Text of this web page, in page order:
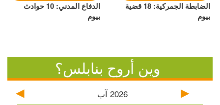
الضابطة الجمركية: 18 قضية
بيوم
الدفاع المدني: 10 حوادث
بيوم
وين أروح بنابلس؟
2026 آب